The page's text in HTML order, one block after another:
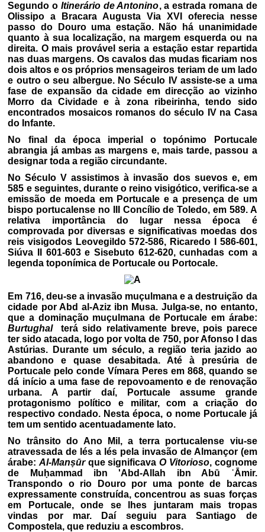
Segundo o Itinerário de Antonino, a estrada romana de
Olissipo a Bracara Augusta Via XVI oferecia nesse
passo do Douro uma estação. Não há unanimidade
quanto à sua localização, na margem esquerda ou na
direita. O mais provável seria a estação estar repartida
nas duas margens. Os cavalos das mudas ficariam nos
dois altos e os próprios mensageiros teriam de um lado
e outro o seu albergue. No Século IV assiste-se a uma
fase de expansão da cidade em direcção ao vizinho
Morro da Cividade e à zona ribeirinha, tendo sido
encontrados mosaicos romanos do século IV na Casa
do Infante.
No final da época imperial o topónimo Portucale
abrangia já ambas as margens e, mais tarde, passou a
designar toda a região circundante.
No Século V assistimos à invasão dos suevos e, em
585 e seguintes, durante o reino visigótico, verifica-se a
emissão de moeda em Portucale e a presença de um
bispo portucalense no III Concílio de Toledo, em 589. A
relativa importância do lugar nessa época é
comprovada por diversas e significativas moedas dos
reis visigodos Leovegildo 572-586, Ricaredo I 586-601,
Siúva II 601-603 e Sisebuto 612-620, cunhadas com a
legenda toponímica de Portucale ou Portocale.
Em 716, deu-se a invasão muçulmana e a destruição da
cidade por Abd al-Aziz ibn Musa. Julga-se, no entanto,
que a dominação muçulmana de Portucale em árabe:
Burtughalterá sido relativamente breve, pois parece
ter sido atacada, logo por volta de 750, por Afonso I das
Astúrias. Durante um século, a região teria jazido ao
abandono e quase desabitada. Até à presúria de
Portucale pelo conde Vímara Peres em 868, quando se
dá início a uma fase de repovoamento e de renovação
urbana. A partir daí, Portucale assume grande
protagonismo político e militar, com a criação do
respectivo condado. Nesta época, o nome Portucale já
tem um sentido acentuadamente lato.
No trânsito do Ano Mil, a terra portucalense viu-se
atravessada de lés a lés pela invasão de Almançor (em
árabe:Al-Manṣūrque significavaO Vitorioso, cognome
de Muḥammad ibn 'Abd-Allah ibn Abū ʿĀmir.
Transpondo o rio Douro por uma ponte de barcas
expressamente construída, concentrou as suas forças
em Portucale, onde se lhes juntaram mais tropas
vindas por mar. Daí seguiu para Santiago de
Compostela, que reduziu a escombros.